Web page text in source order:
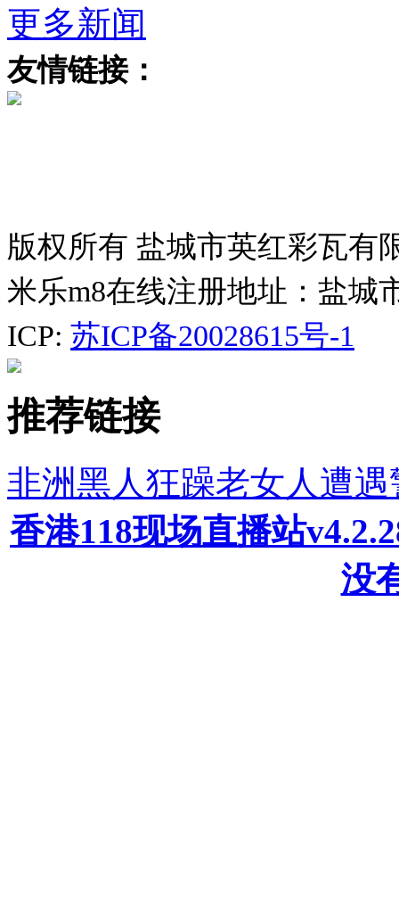
更多新闻
友情链接：
版权所有 盐城市英红彩瓦有
米乐m8在线注册地址：盐城
ICP: 苏ICP备20028615号-1
推荐链接
非洲黑人狂躁老女人遭
香港118现场直播站
没